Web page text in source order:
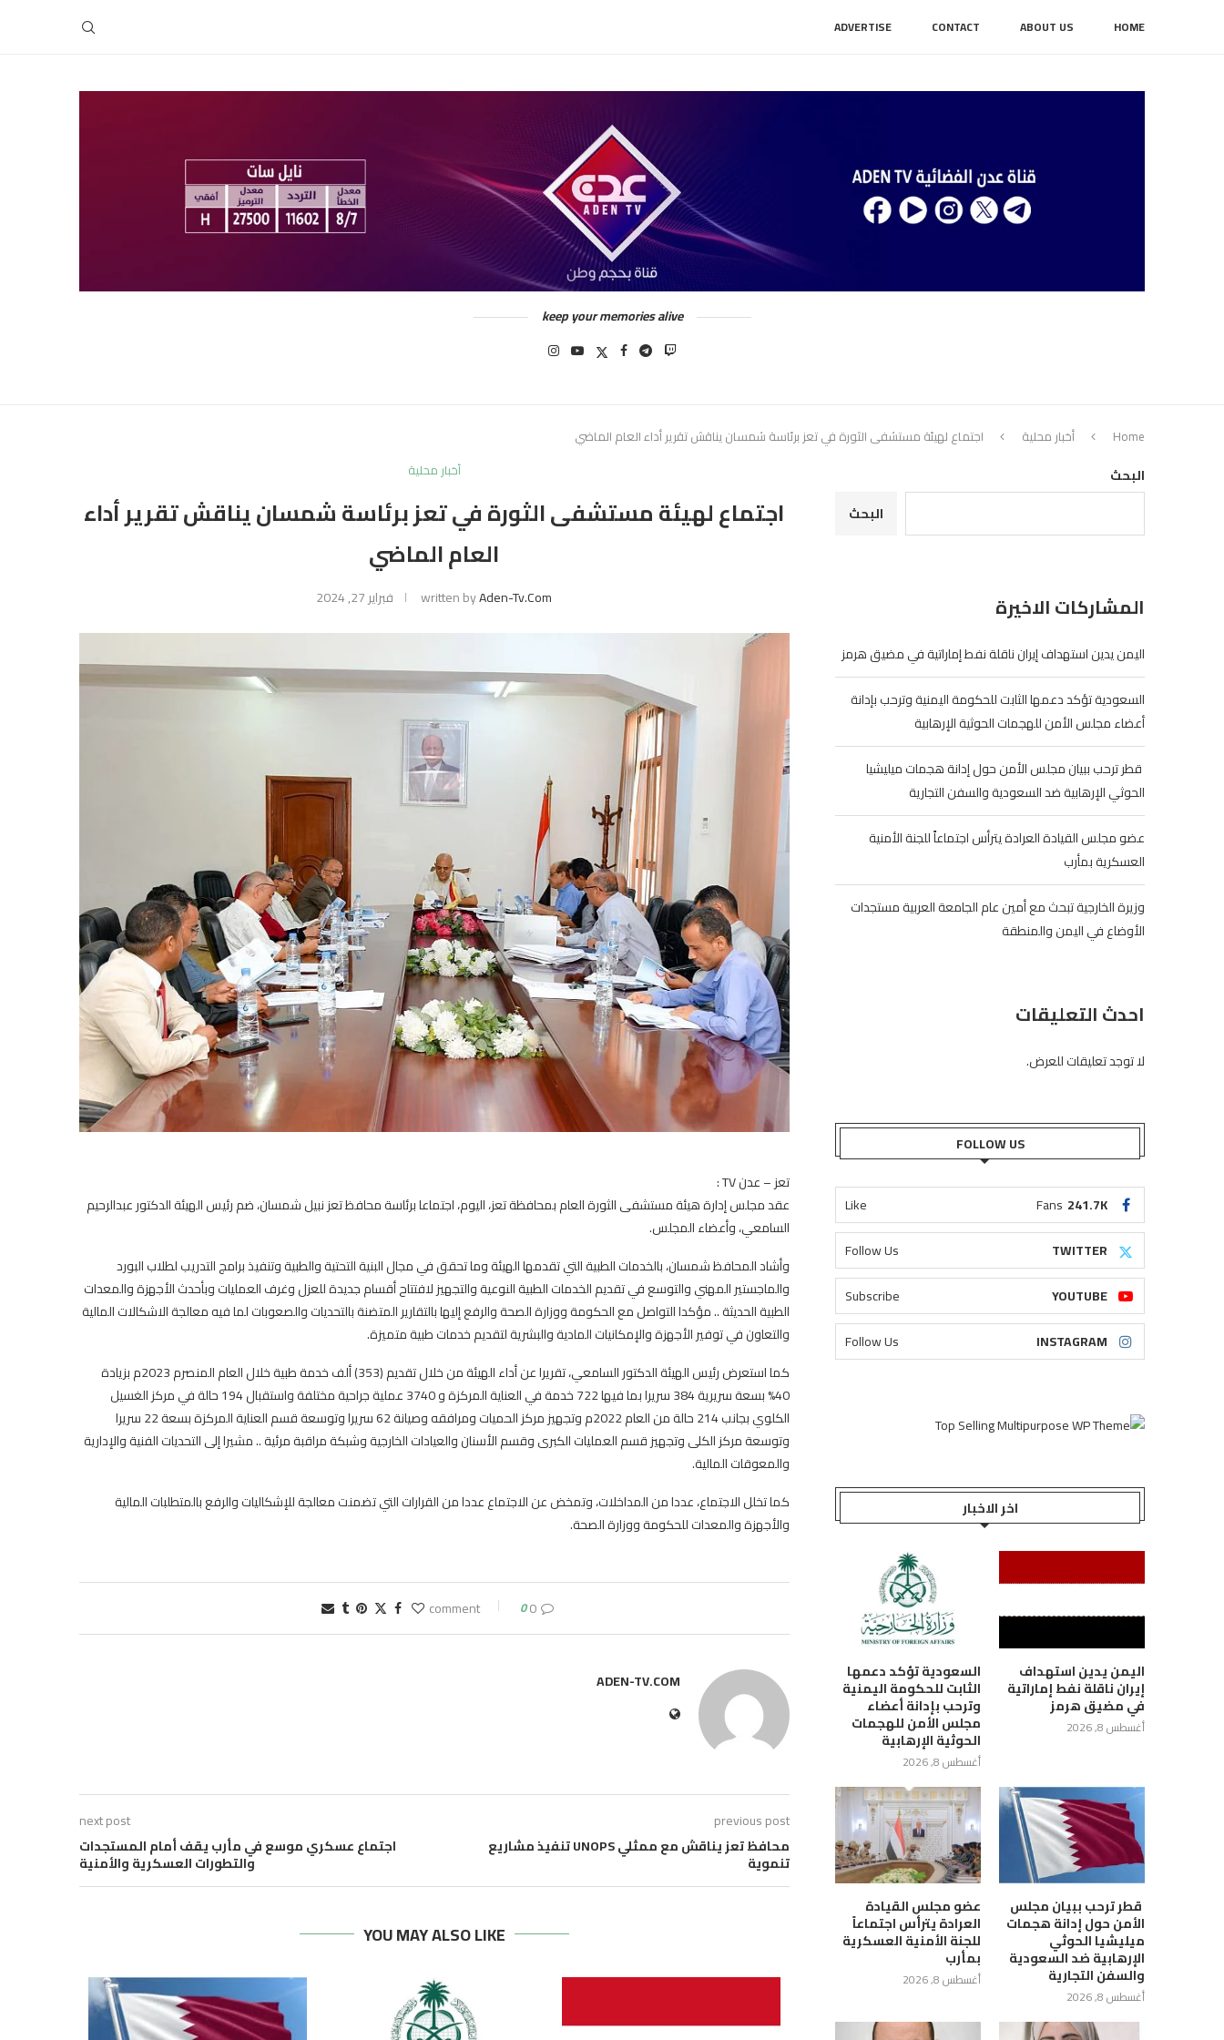
HOME
ABOUT US
CONTACT
ADVERTISE
keep your memories alive
Home أخبار محلية
اجتماع لهيئة مستشفى الثورة في تعز برئاسة شمسان يناقش تقرير أداء العام الماضي
أخبار محلية
اجتماع لهيئة مستشفى الثورة في تعز برئاسة شمسان يناقش تقرير أداء
العام الماضي
written byAden-Tv.com فبراير 27, 2024
تعز – عدن TV :
عقد مجلس إدارة هيئة مستشفى الثورة العام بمحافظة تعز، اليوم، اجتماعا برئاسة محافظ تعز نبيل شمسان، ضم رئيس الهيئة الدكتور عبدالرحيم
السامعي، وأعضاء المجلس.
وأشاد المحافظ شمسان، بالخدمات الطبية التي تقدمها الهيئة وما تحقق في مجال البنية التحتية والطبية وتنفيذ برامج التدريب لطلاب البورد
والماجستير المهني والتوسع في تقديم الخدمات الطبية النوعية والتجهيز لافتتاح أقسام جديدة للعزل وغرف العمليات وبأحدث الأجهزة والمعدات
الطبية الحديثة .. مؤكدا التواصل مع الحكومة ووزارة الصحة والرفع إليها بالتقارير المتضنة بالتحديات والصعوبات لما فيه معالجة الاشكالات المالية
والتعاون في توفير الأجهزة والإمكانيات المادية والبشرية لتقديم خدمات طبية متميزة.
كما استعرض رئيس الهيئة الدكتور السامعي، تقريرا عن أداء الهيئة من خلال تقديم (353) ألف خدمة طبية خلال العام المنصرم 2023م بزيادة
40% بسعة سريرية 384 سريرا بما فيها 722 خدمة في العناية المركزة و 3740 عملية جراحية مختلفة واستقبال 194 حالة في مركز الغسيل
الكلوي بجانب 214 حالة من العام 2022م وتجهيز مركز الحميات ومرافقه وصيانة 62 سريرا وتوسعة قسم العناية المركزة بسعة 22 سريرا
وتوسعة مركز الكلى وتجهيز قسم العمليات الكبرى وقسم الأسنان والعيادات الخارجية وشبكة مراقبة مرئية .. مشيرا إلى التحديات الفنية والإدارية
والمعوقات المالية.
كما تخلل الاجتماع، عددا من المداخلات، وتمخض عن الاجتماع عددا من القرارات التي تضمنت معالجة للإشكاليات والرفع بالمتطلبات المالية
والأجهزة والمعدات للحكومة ووزارة الصحة.
0 comment
0
ADEN-TV.COM
previous post
محافظ تعز يناقش مع ممثلي UNOPS تنفيذ مشاريع
تنموية
next post
اجتماع عسكري موسع في مأرب يقف أمام المستجدات
والتطورات العسكرية والأمنية
YOU MAY ALSO LIKE
البحث
البحث
المشاركات الاخيرة
اليمن يدين استهداف إيران ناقلة نفط إماراتية في مضيق هرمز
السعودية تؤكد دعمها الثابت للحكومة اليمنية وترحب بإدانة
أعضاء مجلس الأمن للهجمات الحوثية الإرهابية
‏ قطر ترحب ببيان مجلس الأمن حول إدانة هجمات ميليشيا
الحوثي الإرهابية ضد السعودية والسفن التجارية
عضو مجلس القيادة العرادة يترأس اجتماعاً للجنة الأمنية
العسكرية بمأرب
وزيرة الخارجية تبحث مع أمين عام الجامعة العربية مستجدات
الأوضاع في اليمن والمنطقة
احدث التعليقات
لا توجد تعليقات للعرض.
FOLLOW US
241.7K
Fans
Like
TWITTER
Follow Us
YOUTUBE
Subscribe
INSTAGRAM
Follow Us
اخر الاخبار
اليمن يدين استهداف
إيران ناقلة نفط إماراتية
في مضيق هرمز
أغسطس 8, 2026
السعودية تؤكد دعمها
الثابت للحكومة اليمنية
وترحب بإدانة أعضاء
مجلس الأمن للهجمات
الحوثية الإرهابية
أغسطس 8, 2026
‏ قطر ترحب ببيان مجلس
الأمن حول إدانة هجمات
ميليشيا الحوثي
الإرهابية ضد السعودية
والسفن التجارية
أغسطس 8, 2026
عضو مجلس القيادة
العرادة يترأس اجتماعاً
للجنة الأمنية العسكرية
بمأرب
أغسطس 8, 2026